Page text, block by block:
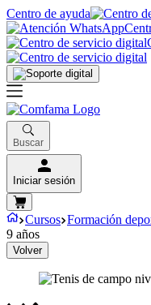
Centro de ayuda
Buscar
Iniciar sesión
Cursos Formación
9 años
Volver